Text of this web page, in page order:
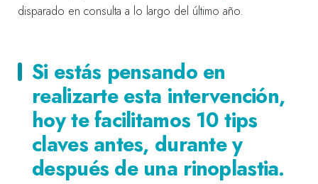
disparado en consulta a lo largo del último año.
Si estás pensando en
realizarte esta intervención,
hoy te facilitamos 10 tips
claves antes, durante y
después de una rinoplastia.